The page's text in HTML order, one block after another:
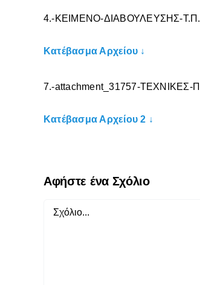
4.-ΚΕΙΜΕΝΟ-ΔΙΑΒΟΥΛΕΥΣΗΣ-
Κατέβασμα Αρχείου ↓
7.-attachment_31757-
Κατέβασμα Αρχείου 2 ↓
Αφήστε ένα Σχόλιο